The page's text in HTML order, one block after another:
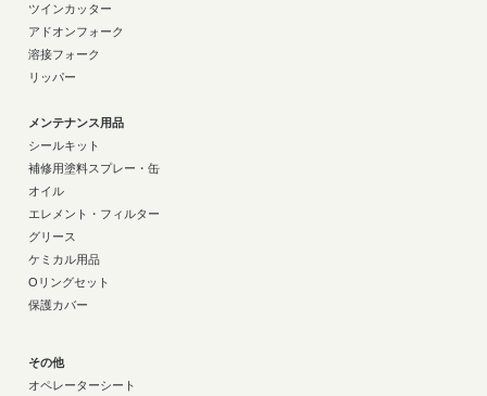
ツインカッター
アドオンフォーク
溶接フォーク
リッパー
メンテナンス用品
シールキット
補修用塗料スプレー・缶
オイル
エレメント・フィルター
グリース
ケミカル用品
Oリングセット
保護カバー
その他
オペレーターシート